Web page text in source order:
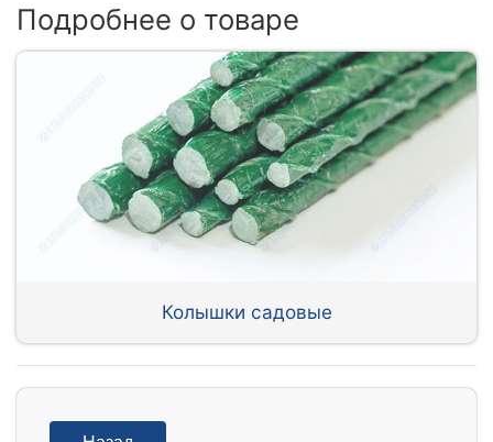
Подробнее о товаре
Колышки садовые